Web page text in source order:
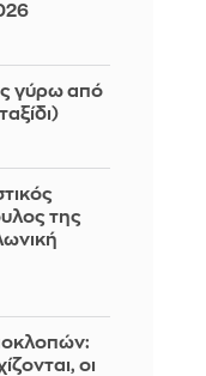
γύρω από
της
οι